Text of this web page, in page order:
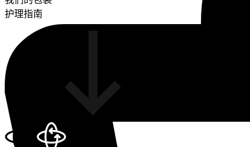
护理指南